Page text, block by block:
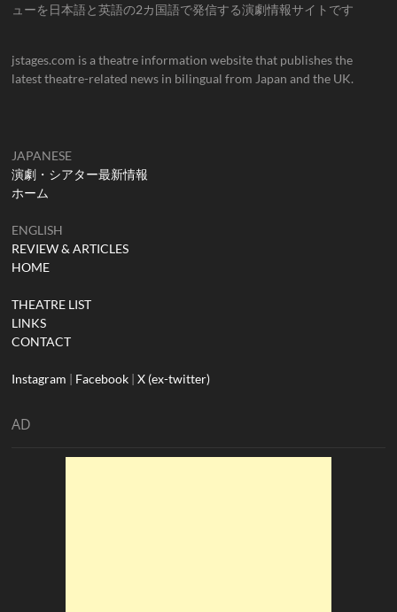
ューを日本語と英語の2カ国語で発信する演劇情報サイトです
jstages.com is a theatre information website that publishes the
latest theatre-related news in bilingual from Japan and the UK.
JAPANESE
演劇・シアター最新情報
ホーム
ENGLISH
REVIEW & ARTICLES
HOME
THEATRE LIST
LINKS
CONTACT
Instagram | Facebook |X (ex-twitter)
AD